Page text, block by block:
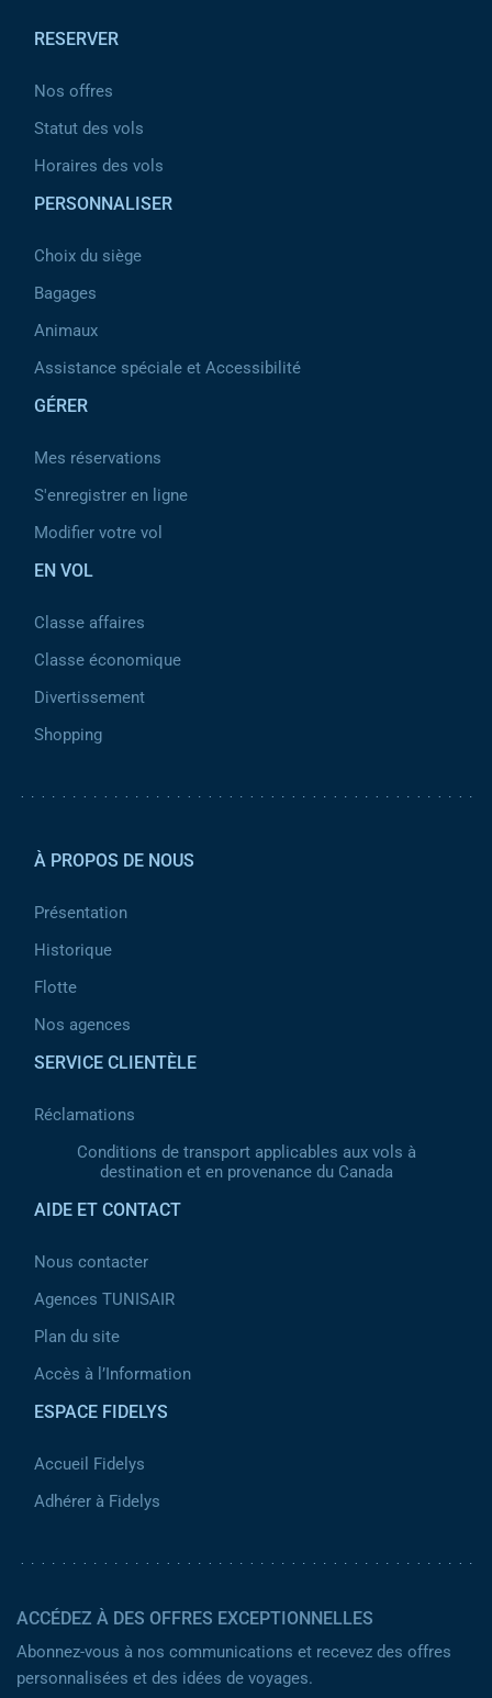
RESERVER
Nos offres
Statut des vols
Horaires des vols
PERSONNALISER
Choix du siège
Bagages
Animaux
Assistance spéciale et Accessibilité
GÉRER
Mes réservations
S'enregistrer en ligne
Modifier votre vol
EN VOL
Classe affaires
Classe économique
Divertissement
Shopping
À PROPOS DE NOUS
Présentation
Historique
Flotte
Nos agences
SERVICE CLIENTÈLE
Réclamations
Conditions de transport applicables aux vols à
destination et en provenance du Canada
AIDE ET CONTACT
Nous contacter
Agences TUNISAIR
Plan du site
Accès à l’Information
ESPACE FIDELYS
Accueil Fidelys
Adhérer à Fidelys
ACCÉDEZ À DES OFFRES EXCEPTIONNELLES
Abonnez-vous à nos communications et recevez des offres
personnalisées et des idées de voyages.